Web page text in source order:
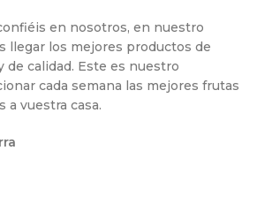
en nosotros, en nuestro
llegar los mejores productos de
de calidad. Este es nuestro
cada semana las mejores frutas
a vuestra casa.